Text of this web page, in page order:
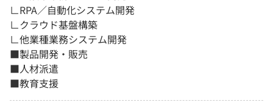
∟RPA／自動化システム開発
∟クラウド基盤構築
∟他業種業務システム開発
■製品開発・販売
■人材派遣
■教育支援